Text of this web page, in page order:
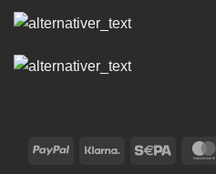
PayPal Klarna Sepa